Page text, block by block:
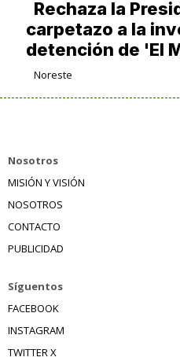
Rechaza la
carpetazo a la
detención de 'El
Noreste
Nosotros
MISIÓN Y VISIÓN
NOSOTROS
CONTACTO
PUBLICIDAD
Síguentos
FACEBOOK
INSTAGRAM
TWITTER X